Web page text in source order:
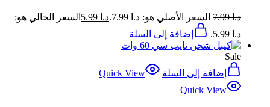
د.ا7.99 السعر الأصلي هو: د.ا 7.99. د.ا
السعر الحالي هو:
د.ا 5.99.
إضافة إلى السلة
Sale
إضافة إلى السلة
Quick View
Quick View